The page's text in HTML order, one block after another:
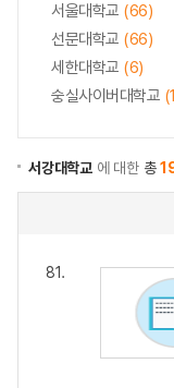
서울대학교 (66)
선문대학교 (66)
세한대학교 (6)
숭실사이버대학교
서강대학교 에 대한 총
81.